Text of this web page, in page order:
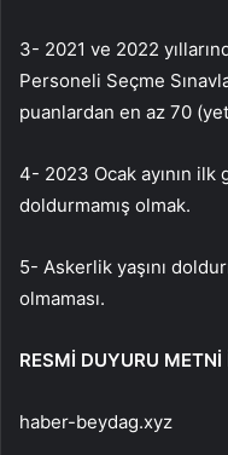
3- 2021 ve 2022
Personeli Seçme
puanlardan en az 70
4- 2023 Ocak ayının ilk
doldurmamış olmak.
5- Askerlik yaşını
olmaması.
RESMİ DUYURU
haber-beydag.xyz